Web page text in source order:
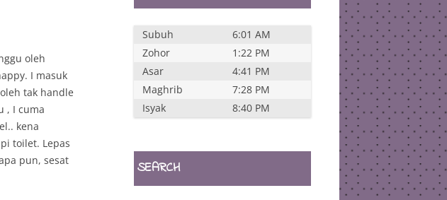
oleh
I masuk
tak handle
, I cuma
kena
toilet. Lepas
pun, sesat
Subuh
6:01 AM
Zohor
1:22 PM
Asar
4:41 PM
Maghrib
7:28 PM
Isyak
8:40 PM
SEARCH